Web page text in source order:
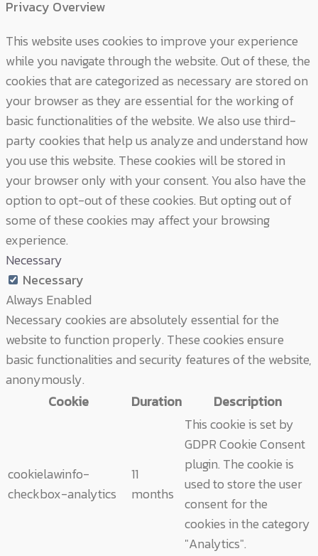
Privacy Overview
This website uses cookies to improve your experience
while you navigate through the website. Out of these, the
cookies that are categorized as necessary are stored on
your browser as they are essential for the working of
basic functionalities of the website. We also use third-
party cookies that help us analyze and understand how
you use this website. These cookies will be stored in
your browser only with your consent. You also have the
option to opt-out of these cookies. But opting out of
some of these cookies may affect your browsing
experience.
Necessary
Necessary
Always Enabled
Necessary cookies are absolutely essential for the
website to function properly. These cookies ensure
basic functionalities and security features of the website,
anonymously.
Cookie
Duration Description
cookielawinfo-
checkbox-analytics
11
months
This cookie is set by
GDPR Cookie Consent
plugin. The cookie is
used to store the user
consent for the
cookies in the category
"Analytics".